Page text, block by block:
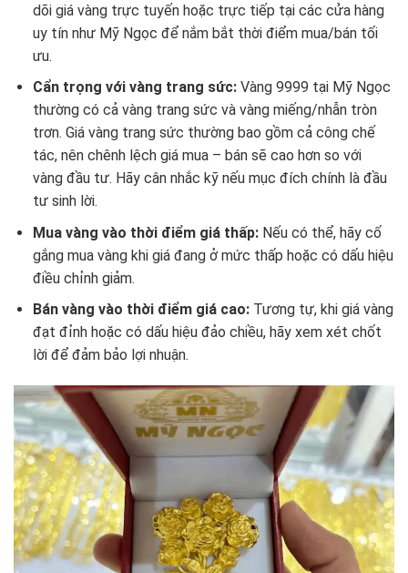
dõi giá vàng trực tuyến hoặc trực tiếp tại các cửa hàng
uy tín như Mỹ Ngọc để nắm bắt thời điểm mua/bán tối
ưu.
Cẩn trọng với vàng trang sức:Vàng 9999 tại Mỹ Ngọc
thường có cả vàng trang sức và vàng miếng/nhẫn tròn
trơn. Giá vàng trang sức thường bao gồm cả công chế
tác, nên chênh lệch giá mua – bán sẽ cao hơn so với
vàng đầu tư. Hãy cân nhắc kỹ nếu mục đích chính là đầu
tư sinh lời.
Mua vàng vào thời điểm giá thấp:Nếu có thể, hãy cố
gắng mua vàng khi giá đang ở mức thấp hoặc có dấu hiệu
điều chỉnh giảm.
Bán vàng vào thời điểm giá cao:Tương tự, khi giá vàng
đạt đỉnh hoặc có dấu hiệu đảo chiều, hãy xem xét chốt
lời để đảm bảo lợi nhuận.